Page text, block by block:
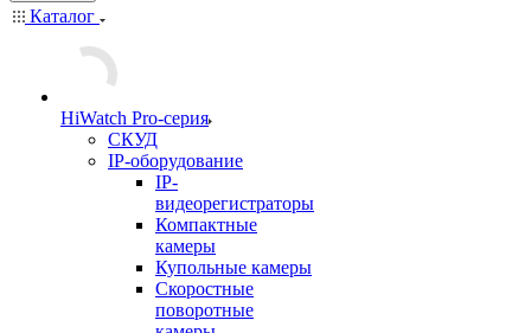
Каталог
HiWatch Pro-серия
CКУД
IP-оборудование
IP-
видеорегистраторы
Компактные
камеры
Купольные камеры
Скоростные
поворотные